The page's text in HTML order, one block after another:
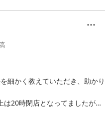
らたんかんを三つ頂いてしまい
話になります。ありがとうござ
細かく教えていただき、助かり
20時閉店となってましたが、
で行って間に合いました。